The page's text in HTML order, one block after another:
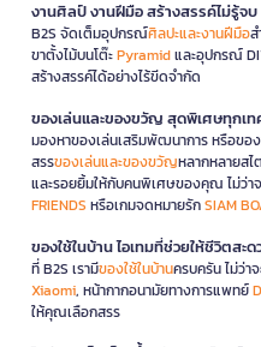
งานศิลป์ งานฝีมือ สร้างสรรค์ไม่รู้จบ
B2S จัดเต็มอุปกรณ์ศิลปะและงานฝีมือ
ขาตั้งไม้บนโต๊ะPyramidและอุปกรณ์
สร้างสรรค์ได้อย่างไร้ขีดจำกัด
ของเล่นและของขวัญ สุดพิเศษทุกเ
มองหาของเล่นเสริมพัฒนาการ หรือขอ
สรรของเล่นและของขวัญหลากหลายสไ
และรอยยิ้มให้กับคนพิเศษของคุณ ไม่ว่า
FRIENDS หรือเกมจดหมายรักSIAM
ของใช้ในบ้าน ไอเทมที่ช่วยให้ชีวิตสะ
ที่ B2S เรามีของใช้ในบ้านครบครัน ไม่ว่า
Xiaomi, หน้ากากอนามัยทางการแพทย์
ให้คุณเลือกสรร